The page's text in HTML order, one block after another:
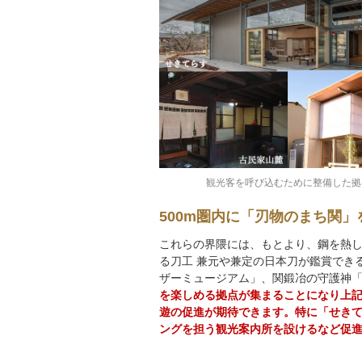
観光客を呼び込むために整備した
500m圏内に「刃物のまち関
これらの界隈には、もとより、鋼を熱
る刀工 兼元や兼定の日本刀が鑑賞でき
ザーミュージアム」、関鍛冶の守護神
を楽しめる拠点が集まることになり上
遊の促進が期待できます。特に「せき
ングを担う観光案内所を設けるなど促